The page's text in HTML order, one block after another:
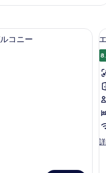
ース
ブルまたはツインルーム バルコ
コニー
エ
エ